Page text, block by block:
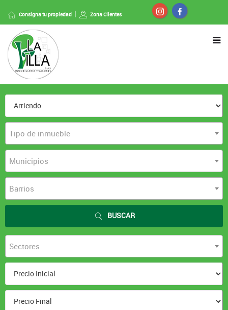
Consigna tu propiedad Zona Clientes
Tipo de inmueble
Municipios
Barrios
BUSCAR
Sectores